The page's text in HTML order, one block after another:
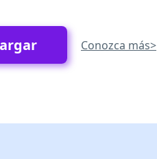
Conozca más>